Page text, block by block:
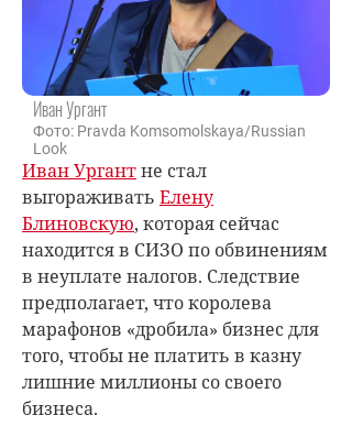
Иван Ургант
Фото: Pravda Komsomolskaya/Russian
Look
Иван Ургантне стал
выгораживать Елену
Блиновскую, которая сейчас
находится в СИЗО по обвинениям
в неуплате налогов. Следствие
предполагает, что королева
марафонов «дробила» бизнес для
того, чтобы не платить в казну
лишние миллионы со своего
бизнеса.